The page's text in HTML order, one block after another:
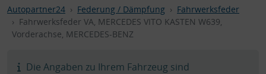
Autopartner24 Federung / Dämpfung
Fahrwerksfeder
Fahrwerksfeder VA, MERCEDES VITO KASTEN W639,
Vorderachse, MERCEDES-BENZ
Die Angaben zu Ihrem Fahrzeug sind